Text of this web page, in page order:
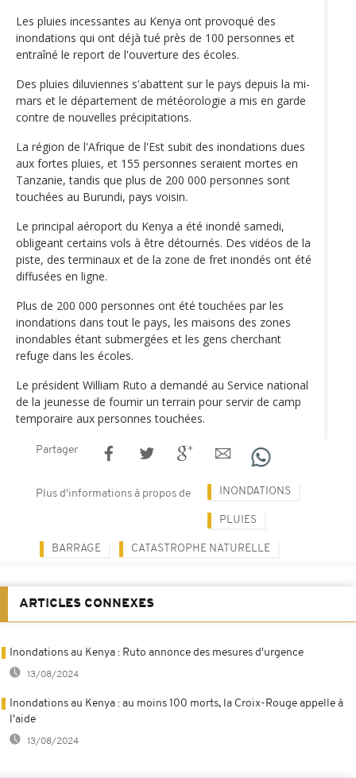
Les pluies incessantes au Kenya ont provoqué des
inondations qui ont déjà tué près de 100 personnes et
entraîné le report de l'ouverture des écoles.
Des pluies diluviennes s'abattent sur le pays depuis la mi-
mars et le département de météorologie a mis en garde
contre de nouvelles précipitations.
La région de l'Afrique de l'Est subit des inondations dues
aux fortes pluies, et 155 personnes seraient mortes en
Tanzanie, tandis que plus de 200 000 personnes sont
touchées au Burundi, pays voisin.
Le principal aéroport du Kenya a été inondé samedi,
obligeant certains vols à être détournés. Des vidéos de la
piste, des terminaux et de la zone de fret inondés ont été
diffusées en ligne.
Plus de 200 000 personnes ont été touchées par les
inondations dans tout le pays, les maisons des zones
inondables étant submergées et les gens cherchant
refuge dans les écoles.
Le président William Ruto a demandé au Service national
de la jeunesse de fournir un terrain pour servir de camp
temporaire aux personnes touchées.
Partager
Plus d'informations à propos de INONDATIONS
PLUIES
BARRAGE CATASTROPHE NATURELLE
ARTICLES CONNEXES
Inondations au Kenya : Ruto annonce des mesures d'urgence
13/08/2024
Inondations au Kenya : au moins 100 morts, la Croix-Rouge appelle à
l'aide
13/08/2024